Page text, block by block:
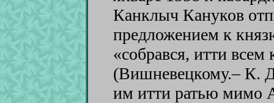
Канклыч Кануков
предложением к
«собрався, итти
(Вишневецкому.– К.
им итти ратью мимо